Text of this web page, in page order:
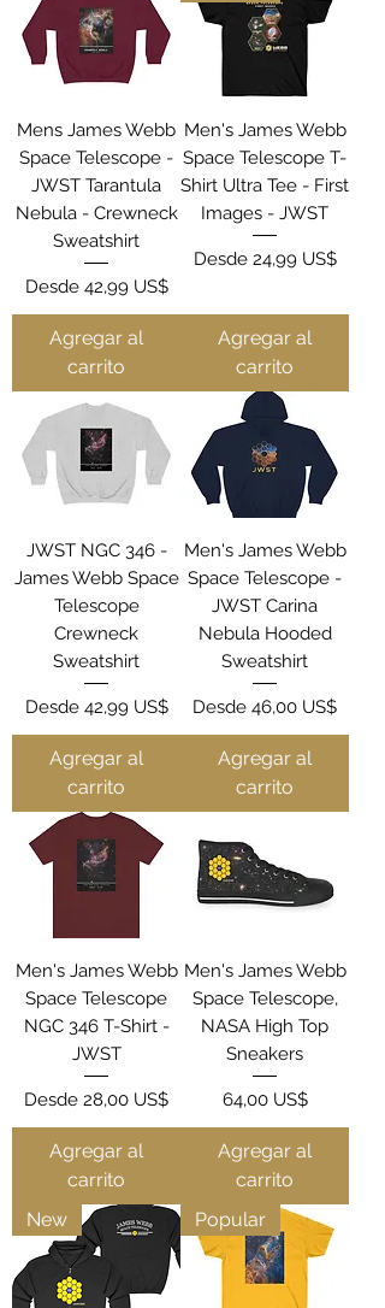
Mens James Webb
Space Telescope -
JWST Tarantula
Nebula - Crewneck
Sweatshirt
Desde 42,99 US$
Precio de oferta
Agregar al
carrito
Men's James Webb
Space Telescope T-
Shirt Ultra Tee - First
Images - JWST
Desde 24,99 US$
Precio de oferta
Agregar al
carrito
JWST NGC 346 -
James Webb Space
Telescope
Crewneck
Sweatshirt
Desde 42,99 US$
Precio de oferta
Agregar al
carrito
Men's James Webb
Space Telescope -
JWST Carina
Nebula Hooded
Sweatshirt
Desde 46,00 US$
Precio de oferta
Agregar al
carrito
Men's James Webb
Space Telescope
NGC 346 T-Shirt -
JWST
Desde 28,00 US$
Precio de oferta
Agregar al
carrito
Men's James Webb
Space Telescope,
NASA High Top
Sneakers
Precio
64,00 US$
Agregar al
carrito
New
Popular